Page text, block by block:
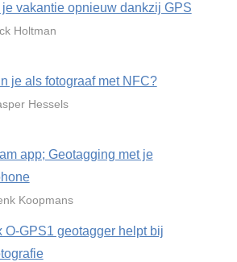
je vakantie opnieuw dankzij GPS
Holtman
je als fotograaf met NFC?
Hessels
app; Geotagging met je
Koopmans
O-GPS1 geotagger helpt bij